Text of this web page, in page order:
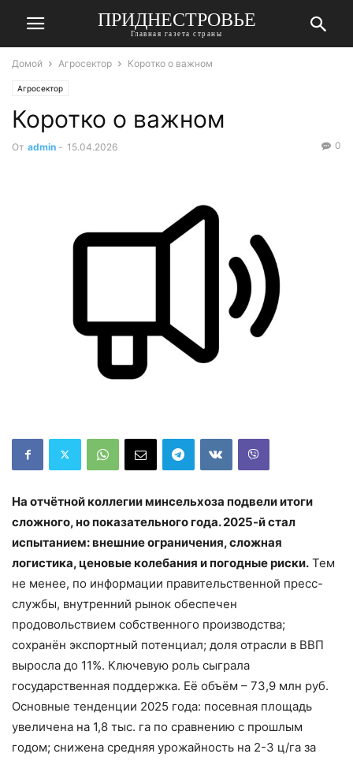
ПРИДНЕСТРОВЬЕ
Главная газета страны
Домой Агросектор Коротко о важном
Агросектор
Коротко о важном
От admin - 15.04.2026 0
На отчётной коллегии минсельхоза подвели итоги
сложного, но показательного года. 2025-й стал
испытанием: внешние ограничения, сложная
логистика, ценовые колебания и погодные риски. Тем
не менее, по информации правительственной пресс-
службы, внутренний рынок обеспечен
продовольствием собственного производства;
сохранён экспортный потенциал; доля отрасли в ВВП
выросла до 11%. Ключевую роль сыграла
государственная поддержка. Её объём – 73,9 млн руб.
Основные тенденции 2025 года: посевная площадь
увеличена на 1,8 тыс. га по сравнению с прошлым
годом; снижена средняя урожайность на 2-3 ц/га за